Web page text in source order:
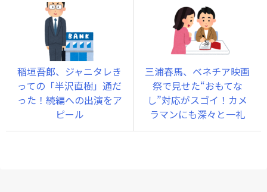
稲垣吾郎、ジャニタレき
っての「半沢直樹」通だ
った！続編への出演をア
ピール
三浦春馬、ベネチア映画
祭で見せた“おもてな
し”対応がスゴイ！カメ
ラマンにも深々と一礼